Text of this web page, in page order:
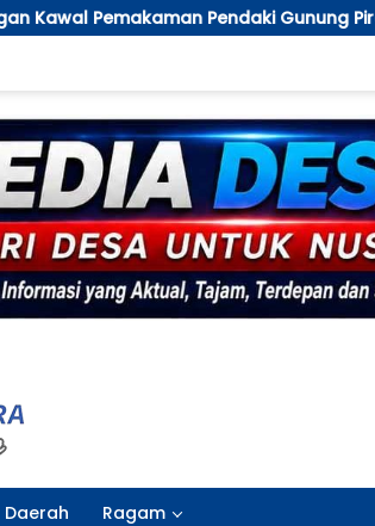
Gunung Piramid Asal Babat
Daerah Ragam